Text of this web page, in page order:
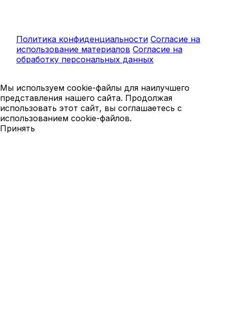
Политика конфиденциальности Согласие на
использование материалов Согласие на
обработку персональных данных
Мы используем cookie-файлы для наилучшего
представления нашего сайта. Продолжая
использовать этот сайт, вы соглашаетесь с
использованием cookie-файлов.
Принять